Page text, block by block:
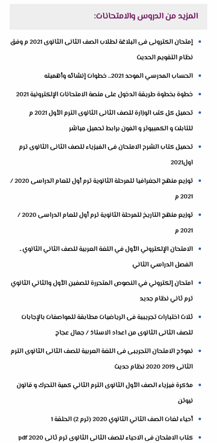
المزيد من الدروس والامتحانات:
إمتحان الكترونى فى البلاغة لطلاب الصف الثانى الثانوى 2021 م وفق
نظام التقويم الحديث
الحساب المدرسي الموحد 2021.. خطوات إنشائه وأهميته
خطوة بخطوة طريقة الدخول على منصة الامتحانات الإلكترونية 2021
تحميل كل كتب الوزارة للصف الثانى الثانوى الترم الأول 2021 م
للتابلت و الكمبيوتر و الفون برابط تحميل مباشر
تحميل كتاب الشرح الامتحان فى الفيزياء للصف الثانى الثانوى ترم
اول2021
توزيع منهج الجغرافيا للمرحلة الثانوية ترم أول للعام الدراسى 2020 /
2021 م
توزيع منهج التاريخ للمرحلة الثانوية ترم أول للعام الدراسى 2020 /
2021 م
الامتحان الإلكتروني الأول في اللغة العربية للصف الثاني الثانوي ـ
الفصل الدراسي الثاني
امتحان إلكتروني في النصوص المتحررة للصفين الأول والثاني الثانوي
ترم ثاني نظام جديد
ثلاث اختبارات تجريبية فى الرياضيات مطابقة للمواصفات بالإجابات
للصف الثانى الثانوى من اعداد الاستاذ / جمال عجاج
نموذج الامتحان التجريبى فى اللغة العربية للصف الثانى الثانوى الترم
الثانى 2019 2020 نظام حديث
مذكرة فيزياء الصف الأول الثانوى الترم الثاني كمية التحرك و قانون
نيوتن
أحياء لغات الصف الثاني الثانوي 2020 (ترم 2) الحلقة 1
كتاب الامتحان فى الاحياء للصف الثانى الثانوى ترم ثانى pdf 2020